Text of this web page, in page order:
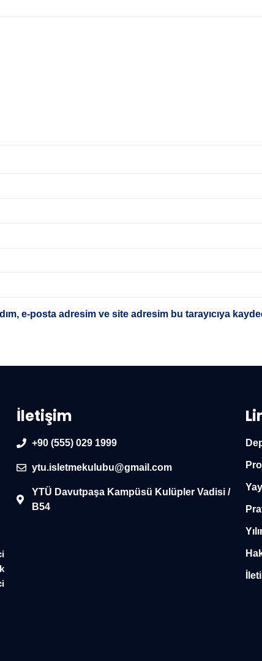
e-posta adresim ve site adresim bu tarayıcıya
İletişim
+90 (555) 029 1999
ytu.isletmekulubu@gmail.com
YTÜ Davutpaşa Kampüsü Kulüpler Vadisi /
B54